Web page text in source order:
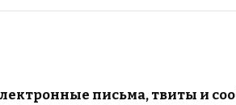
письма, твиты и